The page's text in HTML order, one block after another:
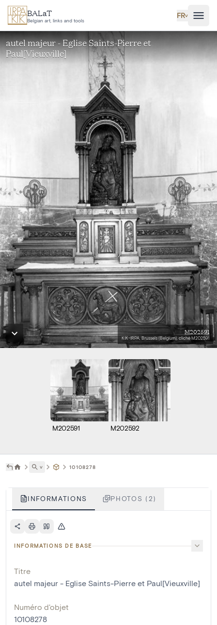
Aller au contenu principal
BALaT
Belgian art, links and tools
FR˅
autel majeur - Eglise Saints-Pierre et
Paul[Vieuxville]
M202591
KIK-IRPA, Brussels (Belgium), cliché M202591
M202591 M202592
˅ 10108278
INFORMATIONS PHOTOS (2)
INFORMATIONS DE BASE
Titre
autel majeur - Eglise Saints-Pierre et Paul[Vieuxville]
Numéro d'objet
10108278